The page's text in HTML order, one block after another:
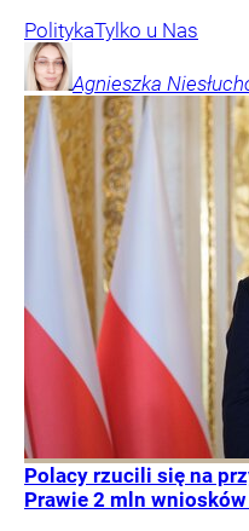
PolitykaTylko u Nas
Agnieszka
Polacy rzucili się na
Prawie 2 mln